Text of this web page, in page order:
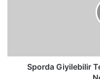
Sporda Giyilebilir